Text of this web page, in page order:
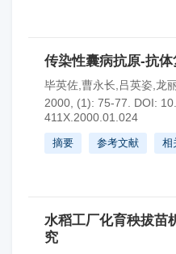
传染性囊病抗原-抗
毕英佐,曹永长,吕英姿,龙
2000, (1): 75-77.
DOI:
411X.2000.01.024
摘要 参考文献 相
水稻工厂化育秧拔苗
究